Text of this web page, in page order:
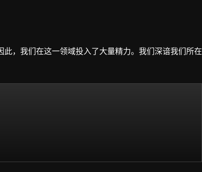
，我们在这一领域投入了大量精力。我们深谙我们所在